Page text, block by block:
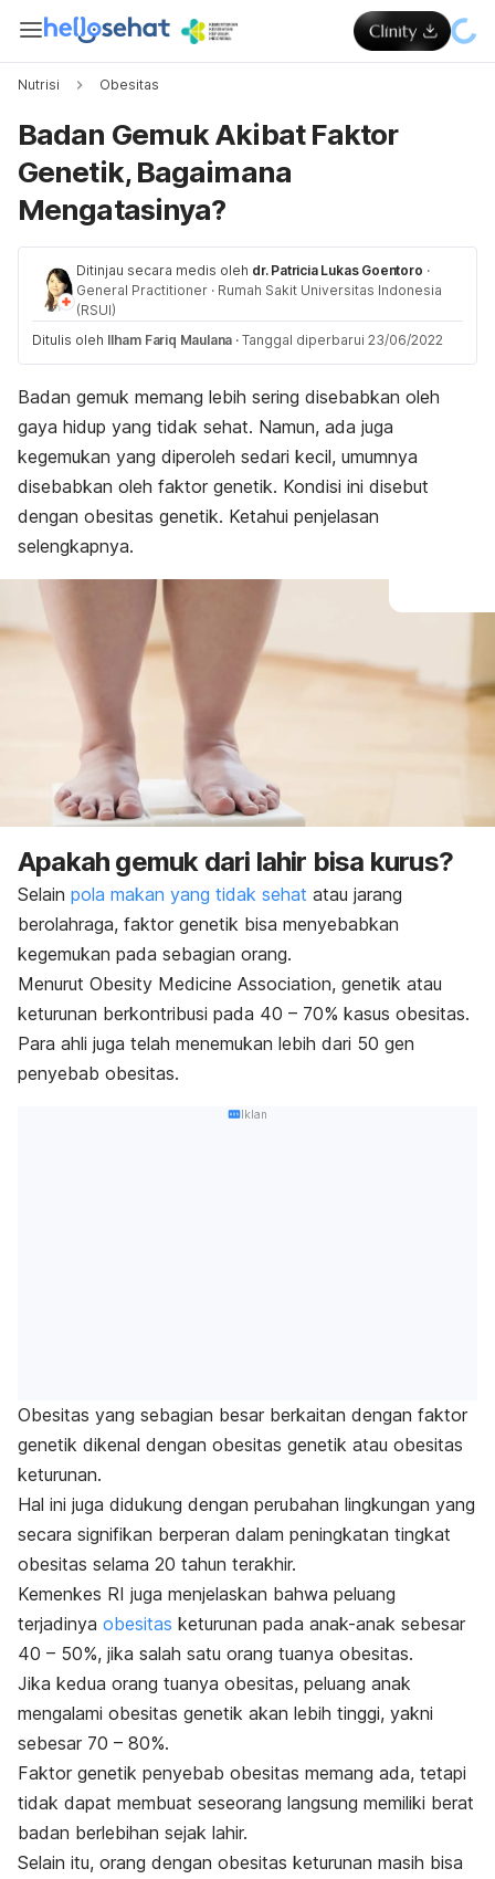
Nutrisi Obesitas
Badan Gemuk Akibat Faktor
Genetik, Bagaimana
Mengatasinya?
Ditinjau secara medis oleh dr. Patricia Lukas Goentoro ·
General Practitioner · Rumah Sakit Universitas Indonesia
(RSUI)
Ditulis oleh Ilham Fariq Maulana · Tanggal diperbarui 23/06/2022
Badan gemuk memang lebih sering disebabkan oleh
gaya hidup yang tidak sehat. Namun, ada juga
kegemukan yang diperoleh sedari kecil, umumnya
disebabkan oleh faktor genetik. Kondisi ini disebut
dengan obesitas genetik. Ketahui penjelasan
selengkapnya.
Apakah gemuk dari lahir bisa kurus?
Selain pola makan yang tidak sehat atau jarang
berolahraga, faktor genetik bisa menyebabkan
kegemukan pada sebagian orang.
Menurut Obesity Medicine Association, genetik atau
keturunan berkontribusi pada 40 – 70% kasus obesitas.
Para ahli juga telah menemukan lebih dari 50 gen
penyebab obesitas.
Iklan
Obesitas yang sebagian besar berkaitan dengan faktor
genetik dikenal dengan obesitas genetik atau obesitas
keturunan.
Hal ini juga didukung dengan perubahan lingkungan yang
secara signifikan berperan dalam peningkatan tingkat
obesitas selama 20 tahun terakhir.
Kemenkes RI juga menjelaskan bahwa peluang
terjadinya obesitas keturunan pada anak-anak sebesar
40 – 50%, jika salah satu orang tuanya obesitas.
Jika kedua orang tuanya obesitas, peluang anak
mengalami obesitas genetik akan lebih tinggi, yakni
sebesar 70 – 80%.
Faktor genetik penyebab obesitas memang ada, tetapi
tidak dapat membuat seseorang langsung memiliki berat
badan berlebihan sejak lahir.
Selain itu, orang dengan obesitas keturunan masih bisa